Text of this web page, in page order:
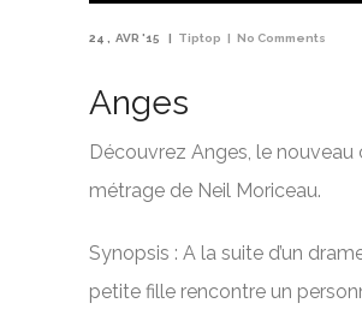
24 AVR '15 Tiptop No Comments
Anges
Découvrez Anges, le nouveau
métrage de Neil Moriceau.
Synopsis : A la suite d’un
petite fille rencontre un